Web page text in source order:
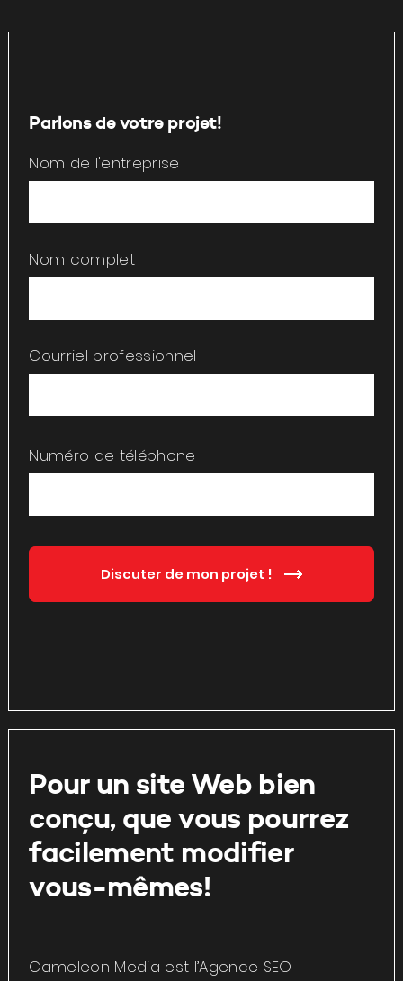
Parlons de votre projet!
Nom de l'entreprise
Nom complet
Courriel professionnel
Numéro de téléphone
Discuter de mon projet !
Pour un site Web bien
conçu, que vous pourrez
facilement modifier
vous-mêmes!
Cameleon Media est l’Agence SEO